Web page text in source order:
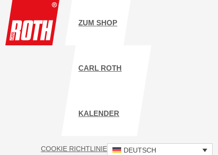
ZUM SHOP
CARL ROTH
KALENDER
DEUTSCH DATENSCHUTZ
IMPRESSUM
COOKIE RICHTLINIE